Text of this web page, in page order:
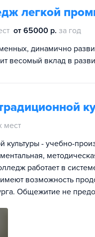
легкой
от 65000 р. за год
динамично
весомый вклад в
мест
культуры - учебно-
работает в
возможность
Общежитие не